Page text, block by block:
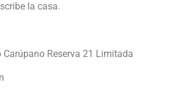
la casa.
Carúpano Reserva 21 Limitada